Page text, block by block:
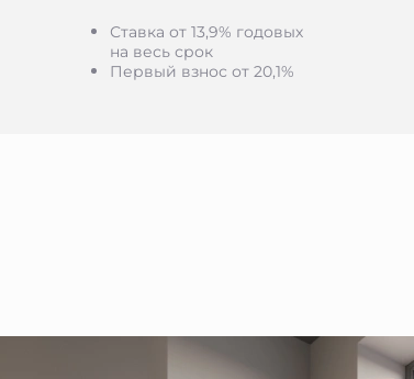
Ставка от 13,9% годовых
на весь срок
Первый взнос от 20,1%